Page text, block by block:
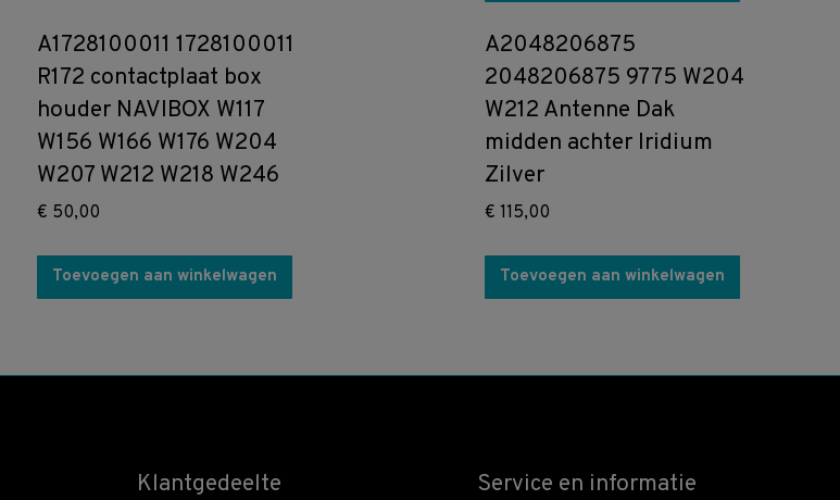
A1728100011 1728100011
R172 contactplaat box
houder NAVIBOX W117
W156 W166 W176 W204
W207 W212 W218 W246
€ 50,00
Toevoegen aan winkelwagen
A2048206875
2048206875 9775 W204
W212 Antenne Dak
midden achter Iridium
Zilver
€ 115,00
Toevoegen aan winkelwagen
Klantgedeelte Service en informatie